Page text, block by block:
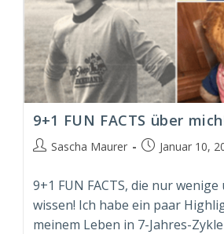
9+1 FUN FACTS über
Beitrags-
Sascha Maurer
BeitragJanuar 10,
9+1 FUN FACTS, die nur
wissen! Ich habe ein paar
meinem Leben in 7-Jahres-